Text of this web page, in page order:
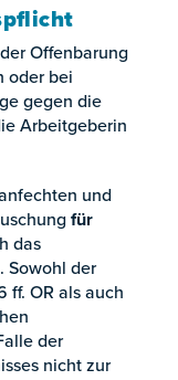
Offenbarung
oder bei
gegen die
Arbeitgeberin
und
für
das
Sowohl der
ff. OR als auch
der
nicht zur